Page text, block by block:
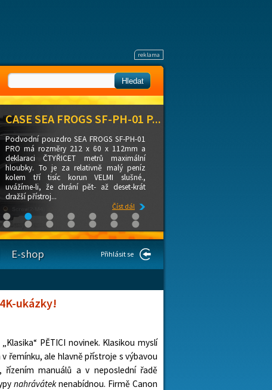
ukázky!
PĚTICI novinek. Klasikou myslí
řemínku, ale hlavně přístroje s výbavou
řízením manuálů a v neposlední řadě
nahráváteknenabídnou. Firmě Canon
Přihlásit se
E-shop
CASE SEA FROGS SF-PH-01 P...
Podvodní pouzdro SEA FROGS SF-PH-01
PRO má rozměry 212 x 60 x 112mm a
deklaraci ČTYŘICET metrů maximální
hloubky. To je za relativně malý peníz
kolem tří tisíc korun VELMI slušné.,
uvážíme-li, že chrání pět- až deset-krát
dražší přístroj...
Číst dál